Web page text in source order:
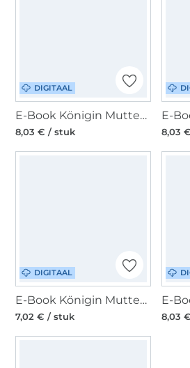
DIGITAAL
E-Book Königin Mutter Stillshirt Madeleine, duits
8,03 € / stuk 8,03
DIGITAAL
E-Book Königin Mutter Umstandsleggings Anne, duits
7,02 € / stuk 8,03